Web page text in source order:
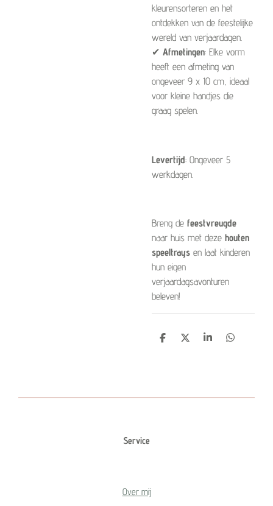
kleurensorteren en het
ontdekken van de feestelijke
wereld van verjaardagen.
✔ Afmetingen: Elke vorm
heeft een afmeting van
ongeveer 9 x 10 cm, ideaal
voor kleine handjes die
graag spelen.
Levertijd: Ongeveer 5
werkdagen.
Breng de feestvreugde
naar huis met deze houten
speeltrays en laat kinderen
hun eigen
verjaardagsavonturen
beleven!
D
D
S
D
Service
Over mij